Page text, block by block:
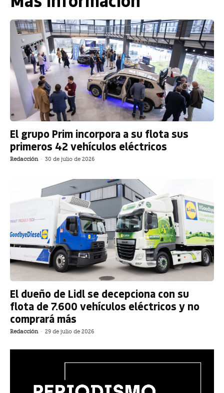
El grupo Prim incorpora a su flota sus
primeros 42 vehículos eléctricos
Redacción - 30 de julio de 2026
El dueño de Lidl se decepciona con su
flota de 7.600 vehículos eléctricos y no
comprará más
Redacción - 29 de julio de 2026